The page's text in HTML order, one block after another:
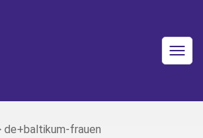
de+baltikum-frauen